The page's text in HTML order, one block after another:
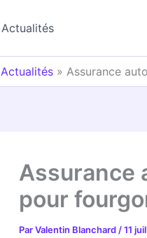
Actualités
Actualités » Assurance
Assurance
pour
ParValentin Blanchard /11